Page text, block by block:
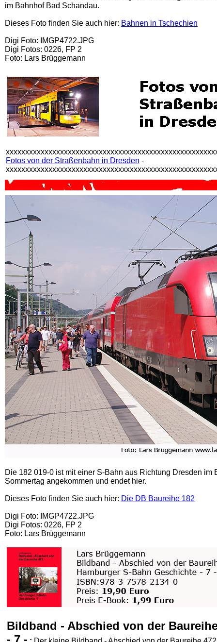
im Bahnhof Bad Schandau.
Dieses Foto finden Sie auch hier: Bahnen in Tschechien
Digi Foto: IMGP4722.JPG
Digi Fotos: 0226, FP 2
Foto: Lars Brüggemann
Fotos von der Straßenbahn in Dresden -
Die 182 019-0 ist mit einer S-Bahn aus Richtung Dresden
Sommertag angekommen und endet hier.
Dieses Foto finden Sie auch hier: Die DB Baureihe 182
Digi Foto: IMGP4722.JPG
Digi Fotos: 0226, FP 2
Foto: Lars Brüggemann
Bildband - Abschied von der
- 7 -